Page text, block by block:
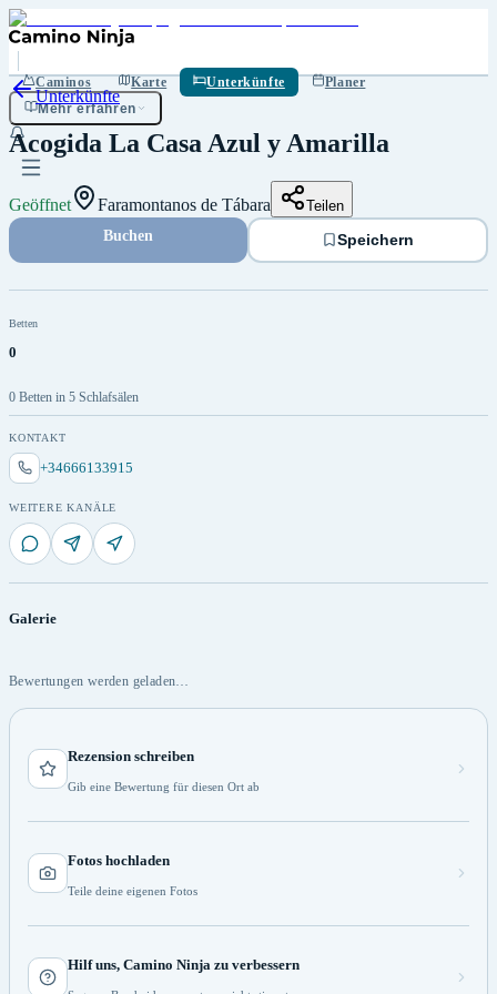
Caminos Karte Unterkünfte
Planer
Mehr erfahren
Unterkünfte
Acogida La Casa Azul y Amarilla
Geöffnet Faramontanos de Tábara Teilen
Buchen Speichern
Betten
0
0 Betten in 5 Schlafsälen
KONTAKT
+34666133915
WEITERE KANÄLE
Galerie
Bewertungen werden geladen…
Rezension schreiben
Gib eine Bewertung für diesen Ort ab
Fotos hochladen
Teile deine eigenen Fotos
Hilf uns, Camino Ninja zu verbessern